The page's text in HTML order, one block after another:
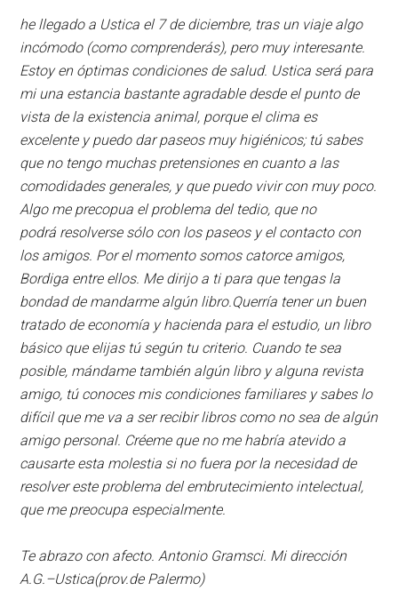
he llegado a Ustica el 7 de diciembre, tras un viaje algo
incómodo (como comprenderás), pero muy interesante.
Estoy en óptimas condiciones de salud. Ustica será para
mi una estancia bastante agradable desde el punto de
vista de la existencia animal, porque el clima es
excelente y puedo dar paseos muy higiénicos; tú sabes
que no tengo muchas pretensiones en cuanto a las
comodidades generales, y que puedo vivir con muy poco.
Algo me precopua el problema del tedio, que no
podrá resolverse sólo con los paseos y el contacto con
los amigos. Por el momento somos catorce amigos,
Bordiga entre ellos. Me dirijo a ti para que tengas la
bondad de mandarme algún libro.Querría tener un buen
tratado de economía y hacienda para el estudio, un libro
básico que elijas tú según tu criterio. Cuando te sea
posible, mándame también algún libro y alguna revista
amigo, tú conoces mis condiciones familiares y sabes lo
difícil que me va a ser recibir libros como no sea de algún
amigo personal. Créeme que no me habría atevido a
causarte esta molestia si no fuera por la necesidad de
resolver este problema del embrutecimiento intelectual,
que me preocupa especialmente.
Te abrazo con afecto. Antonio Gramsci. Mi dirección
A.G.–Ustica(prov.de Palermo)